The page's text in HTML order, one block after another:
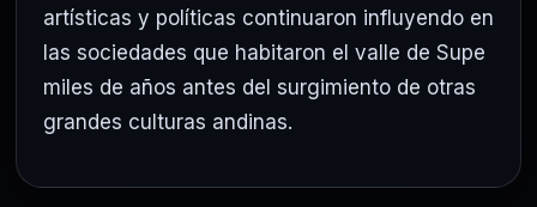
artísticas y políticas continuaron influyendo en
las sociedades que habitaron el valle de Supe
miles de años antes del surgimiento de otras
grandes culturas andinas.